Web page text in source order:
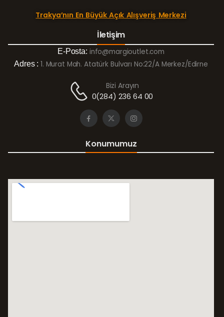
Trakya’nın En Büyük Açık Alışveriş Merkezi
İletişim
E-Posta: info@margioutlet.com
Adres : 1. Murat Mah. Atatürk Bulvarı No:22/A Merkez/Edirne
Bizi Arayın
0(284) 236 64 00
Konumumuz